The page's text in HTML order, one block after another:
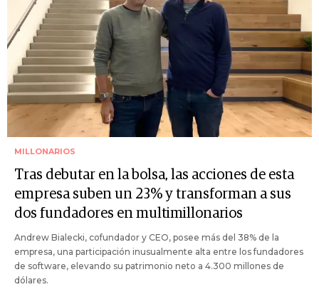
MILLONARIOS
Tras debutar en la bolsa, las acciones de esta
empresa suben un 23% y transforman a sus
dos fundadores en multimillonarios
Andrew Bialecki, cofundador y CEO, posee más del 38% de la
empresa, una participación inusualmente alta entre los fundadores
de software, elevando su patrimonio neto a 4.300 millones de
dólares.